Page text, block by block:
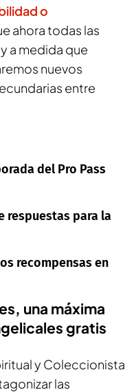
o
ahora todas las
a medida que
nuevos
entre
del Pro Pass
respuestas para la
recompensas en
una máxima
gratis
y Coleccionista
las